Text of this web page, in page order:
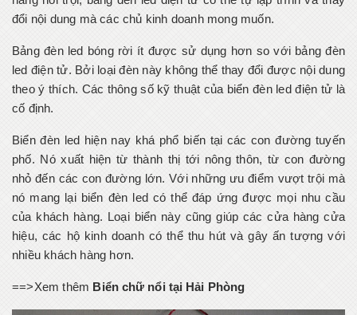
đổi nội dung mà các chủ kinh doanh mong muốn.
Bảng đèn led bóng rời ít được sử dụng hơn so với bảng đèn
led điện tử. Bởi loại đèn này không thể thay đổi được nội dung
theo ý thích. Các thông số kỹ thuật của biển đèn led điện tử là
cố định.
Biển đèn led hiện nay khá phổ biến tại các con đường tuyến
phố. Nó xuất hiện từ thành thị tới nông thôn, từ con đường
nhỏ đến các con đường lớn. Với những ưu điểm vượt trội mà
nó mang lại biển đèn led có thể đáp ứng được mọi nhu cầu
của khách hàng. Loại biển này cũng giúp các cửa hàng cửa
hiệu, các hộ kinh doanh có thể thu hút và gây ấn tượng với
nhiều khách hàng hơn.
==>Xem thêm Biển chữ nổi tại Hải Phòng